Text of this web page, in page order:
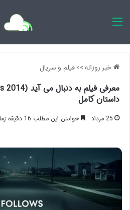
خبر روزانه>>فیلم و سریال
داستان کامل
25 مرداد خواندن این مطلب 16 دقیقه زمان میبرد